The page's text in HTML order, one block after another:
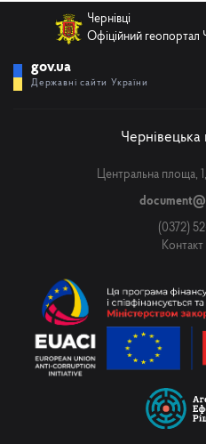
Чернівці
Офіційний геопортал
gov.ua
Державні сайти України
Чернівецька
Центральна площа,
(0372)